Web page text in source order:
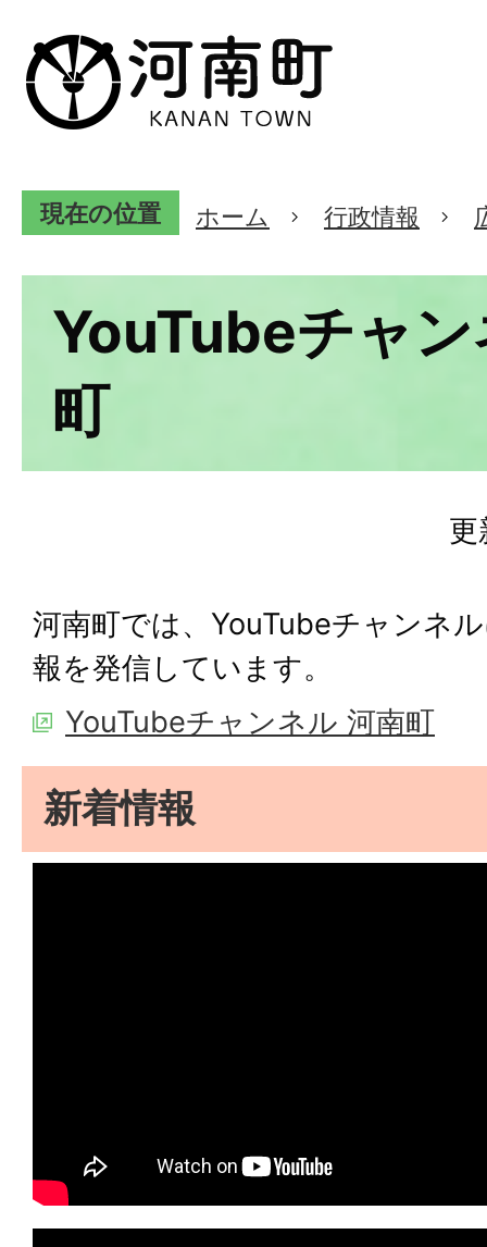
現在の位置 ホーム 行政情報
YouTubeチャン
町
更
河南町では、YouTubeチャンネ
報を発信しています。
YouTubeチャンネル 河南町
新着情報